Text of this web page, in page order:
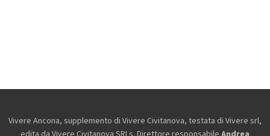
Vivere Ancona, supplemento di Vivere Civitanova, testata di Vivere srl,